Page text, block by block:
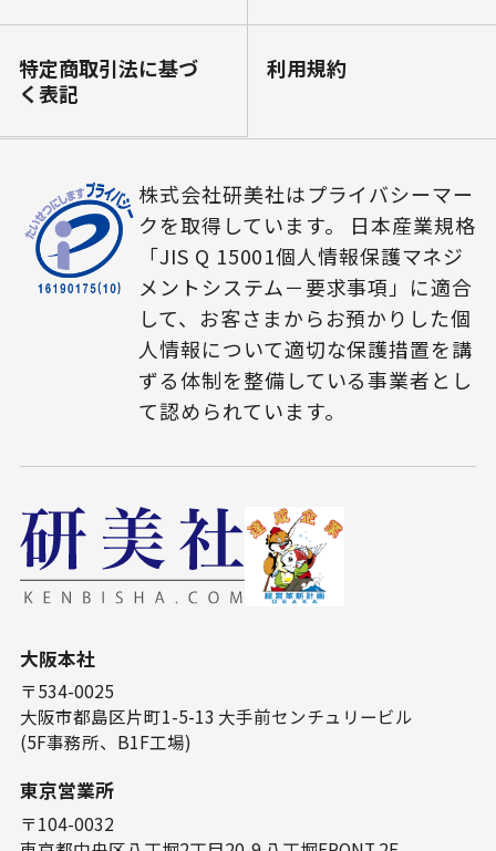
特定商取引法に基づ
く表記
利⽤規約
株式会社研美社はプライバシーマー
クを取得しています。 日本産業規格
「JIS Q 15001個人情報保護マネジ
メントシステム－要求事項」に適合
して、お客さまからお預かりした個
人情報について適切な保護措置を講
ずる体制を整備している事業者とし
て認められています。
⼤阪本社
〒534-0025
⼤阪市都島区⽚町1-5-13 ⼤⼿前センチュリービル
(5F事務所、B1F⼯場)
東京営業所
〒104-0032